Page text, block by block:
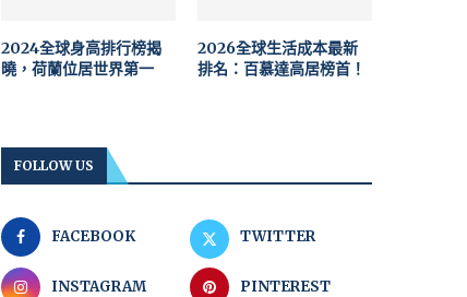
2024全球身高排行榜揭
曉，荷蘭位居世界第一
2026全球生活成本最新
排名：百慕達高居榜首！
FOLLOW US
FACEBOOK TWITTER
INSTAGRAM PINTEREST